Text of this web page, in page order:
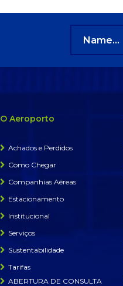
O Aeroporto
Achados e Perdidos
Como Chegar
Companhias Aéreas
Estacionamento
Institucional
Serviços
Sustentabilidade
Tarifas
ABERTURA DE CONSULTA